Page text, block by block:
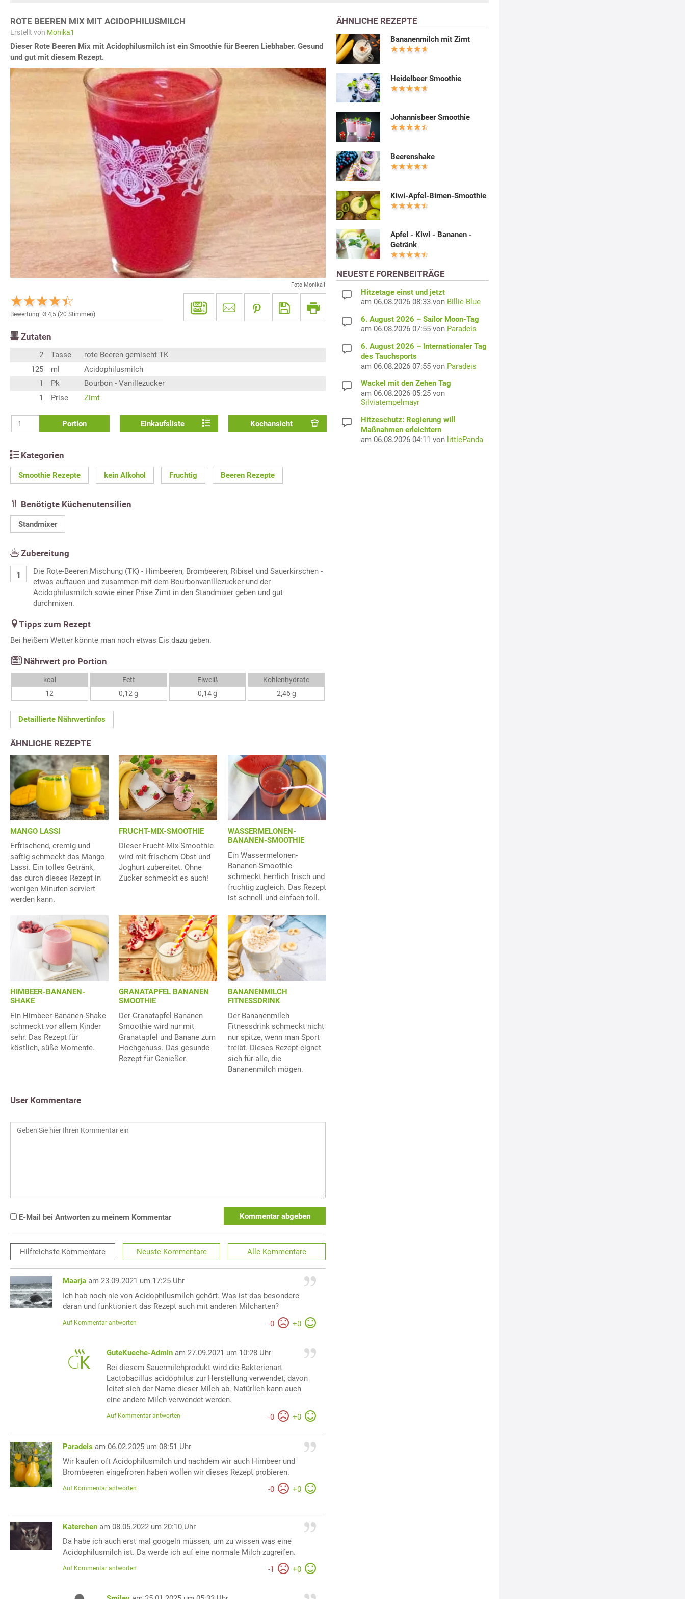
ROTE BEEREN MIX MIT ACIDOPHILUSMILCH
Erstellt von Monika1
Dieser Rote Beeren Mix mit Acidophilusmilch ist ein Smoothie für Beeren Liebhaber. Gesund
und gut mit diesem Rezept.
Foto Monika1
Bewertung: Ø 4,5 (20 Stimmen)
Zutaten
2 Tasse
rote Beeren gemischt TK
125
ml
Acidophilusmilch
1
Pk
Bourbon - Vanillezucker
1
Prise Zimt
Portion Einkaufsliste Kochansicht
Kategorien
Smoothie Rezepte kein Alkohol Fruchtig Beeren Rezepte
Benötigte Küchenutensilien
Standmixer
Zubereitung
Die Rote-Beeren Mischung (TK) - Himbeeren, Brombeeren, Ribisel und Sauerkirschen -
etwas auftauen und zusammen mit dem Bourbonvanillezucker und der
Acidophilusmilch sowie einer Prise Zimt in den Standmixer geben und gut
durchmixen.
Tipps zum Rezept
Bei heißem Wetter könnte man noch etwas Eis dazu geben.
Nährwert pro Portion
kcal
12
Fett
0,12 g
Eiweiß
0,14 g
Kohlenhydrate
2,46 g
Detaillierte Nährwertinfos
ÄHNLICHE REZEPTE
MANGO LASSI
Erfrischend, cremig und
saftig schmeckt das Mango
Lassi. Ein tolles Getränk,
das durch dieses Rezept in
wenigen Minuten serviert
werden kann.
FRUCHT-MIX-SMOOTHIE
Dieser Frucht-Mix-Smoothie
wird mit frischem Obst und
Joghurt zubereitet. Ohne
Zucker schmeckt es auch!
WASSERMELONEN-
BANANEN-SMOOTHIE
Ein Wassermelonen-
Bananen-Smoothie
schmeckt herrlich frisch und
fruchtig zugleich. Das Rezept
ist schnell und einfach toll.
HIMBEER-BANANEN-
SHAKE
Ein Himbeer-Bananen-Shake
schmeckt vor allem Kinder
sehr. Das Rezept für
köstlich, süße Momente.
GRANATAPFEL BANANEN
SMOOTHIE
Der Granatapfel Bananen
Smoothie wird nur mit
Granatapfel und Banane zum
Hochgenuss. Das gesunde
Rezept für Genießer.
BANANENMILCH
FITNESSDRINK
Der Bananenmilch
Fitnessdrink schmeckt nicht
nur spitze, wenn man Sport
treibt. Dieses Rezept eignet
sich für alle, die
Bananenmilch mögen.
User Kommentare
E-Mail bei Antworten zu meinem Kommentar Kommentar abgeben
Hilfreichste Kommentare Neuste Kommentare Alle Kommentare
Maarja am 23.09.2021 um 17:25 Uhr
Ich hab noch nie von Acidophilusmilch gehört. Was ist das besondere
daran und funktioniert das Rezept auch mit anderen Milcharten?
-0 +0
Auf Kommentar antworten
GuteKueche-Admin am 27.09.2021 um 10:28 Uhr
Bei diesem Sauermilchprodukt wird die Bakterienart
Lactobacillus acidophilus zur Herstellung verwendet, davon
leitet sich der Name dieser Milch ab. Natürlich kann auch
eine andere Milch verwendet werden.
-0 +0
Auf Kommentar antworten
Paradeis am 06.02.2025 um 08:51 Uhr
Wir kaufen oft Acidophilusmilch und nachdem wir auch Himbeer und
Brombeeren eingefroren haben wollen wir dieses Rezept probieren.
-0 +0
Auf Kommentar antworten
Katerchen am 08.05.2022 um 20:10 Uhr
Da habe ich auch erst mal googeln müssen, um zu wissen was eine
Acidophilusmilch ist. Da werde ich auf eine normale Milch zugreifen.
-1 +0
Auf Kommentar antworten
ÄHNLICHE REZEPTE
Bananenmilch mit Zimt
Heidelbeer Smoothie
Johannisbeer Smoothie
Beerenshake
Kiwi-Apfel-Birnen-Smoothie
Apfel - Kiwi - Bananen -
Getränk
NEUESTE FORENBEITRÄGE
Hitzetage einst und jetzt
am 06.08.2026 08:33 von Billie-Blue
6. August 2026 – Sailor Moon-Tag
am 06.08.2026 07:55 von Paradeis
6. August 2026 – Internationaler Tag
des Tauchsports
am 06.08.2026 07:55 von Paradeis
Wackel mit den Zehen Tag
am 06.08.2026 05:25 von
Silviatempelmayr
Hitzeschutz: Regierung will
Maßnahmen erleichtern
am 06.08.2026 04:11 von littlePanda